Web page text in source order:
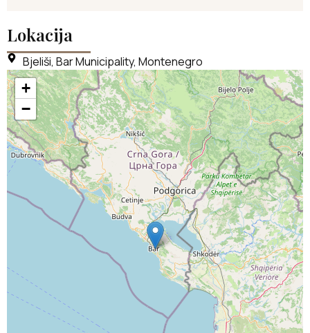
Lokacija
Bjeliši, Bar Municipality, Montenegro
+
−